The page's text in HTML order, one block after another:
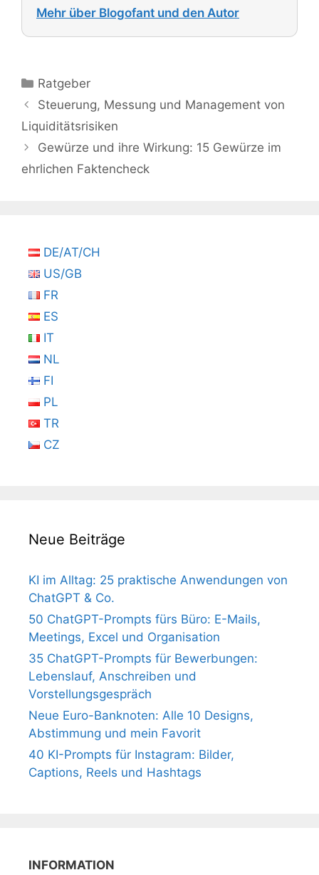
Mehr über Blogofant und den Autor
Kategorien
Ratgeber
Steuerung, Messung und Management von
Liquiditätsrisiken
Gewürze und ihre Wirkung: 15 Gewürze im
ehrlichen Faktencheck
DE/AT/CH
US/GB
FR
ES
IT
NL
FI
PL
TR
CZ
Neue Beiträge
KI im Alltag: 25 praktische Anwendungen von
ChatGPT & Co.
50 ChatGPT-Prompts fürs Büro: E-Mails,
Meetings, Excel und Organisation
35 ChatGPT-Prompts für Bewerbungen:
Lebenslauf, Anschreiben und
Vorstellungsgespräch
Neue Euro-Banknoten: Alle 10 Designs,
Abstimmung und mein Favorit
40 KI-Prompts für Instagram: Bilder,
Captions, Reels und Hashtags
INFORMATION